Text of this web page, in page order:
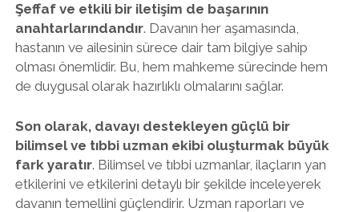
Şeffaf ve etkili bir iletişim de başarının
anahtarlarındandır. Davanın her aşamasında,
hastanın ve ailesinin sürece dair tam bilgiye sahip
olması önemlidir. Bu, hem mahkeme sürecinde hem
de duygusal olarak hazırlıklı olmalarını sağlar.
Son olarak, davayı destekleyen güçlü bir
bilimsel ve tıbbi uzman ekibi oluşturmak büyük
fark yaratır. Bilimsel ve tıbbi uzmanlar, ilaçların yan
etkilerini ve etkilerini detaylı bir şekilde inceleyerek
davanın temellini güçlendirir. Uzman raporları ve